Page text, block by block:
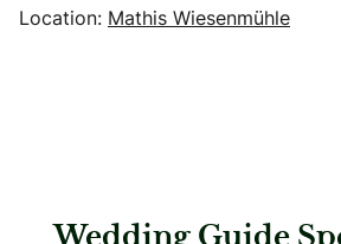
Location: Mathis Wiesenmühle